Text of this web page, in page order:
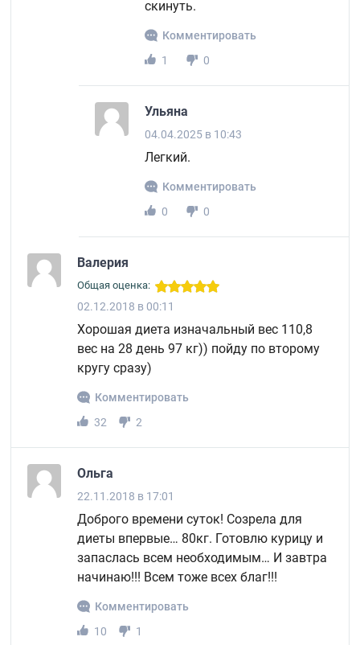
скинуть.
Комментировать
1
0
Ульяна
04.04.2025 в 10:43
Легкий.
Комментировать
0
0
Валерия
Общая оценка:
02.12.2018 в 00:11
Хорошая диета изначальный вес 110,8
вес на 28 день 97 кг)) пойду по второму
кругу сразу)
Комментировать
32
2
Ольга
22.11.2018 в 17:01
Доброго времени суток! Созрела для
диеты впервые… 80кг. Готовлю курицу и
запаслась всем необходимым… И завтра
начинаю!!! Всем тоже всех благ!!!
Комментировать
10
1